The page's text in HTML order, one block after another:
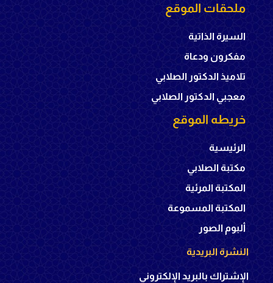
ملحقات الموقع
السيرة الذاتية
مفكرون ودعاة
تلاميذ الدكتور الصلابي
معجبي الدكتور الصلابي
خريطه الموقع
الرئيسية
مكتبة الصلابي
المكتبة المرئية
المكتبة المسموعة
ألبوم الصور
النشرة البريدية
الإشتراك بالبريد الإلكتروني